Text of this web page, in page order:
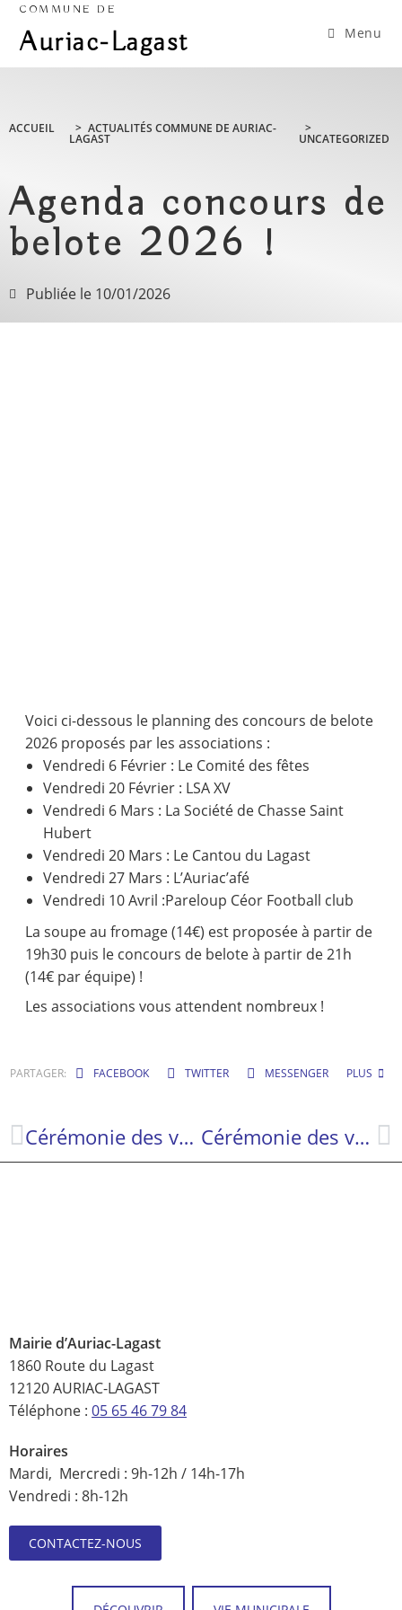
COMMUNE DE
Auriac-Lagast Menu
ACCUEIL > ACTUALITÉS COMMUNE DE AURIAC-
LAGAST
>
UNCATEGORIZED
Agenda concours de
belote 2026 !
Publiée le 10/01/2026
Voici ci-dessous le planning des concours de belote
2026 proposés par les associations :
Vendredi 6 Février : Le Comité des fêtes
Vendredi 20 Février : LSA XV
Vendredi 6 Mars : La Société de Chasse Saint
Hubert
Vendredi 20 Mars : Le Cantou du Lagast
Vendredi 27 Mars : L’Auriac’afé
Vendredi 10 Avril :Pareloup Céor Football club
La soupe au fromage (14€) est proposée à partir de
19h30 puis le concours de belote à partir de 21h
(14€ par équipe) !
Les associations vous attendent nombreux !
PARTAGER: FACEBOOK TWITTER MESSENGER PLUS
Cérémonie des vœux 2026 Cérémonie des vœux 2026 – Fin de mandat
Mairie d’Auriac-Lagast
1860 Route du Lagast
12120 AURIAC-LAGAST
Téléphone : 05 65 46 79 84
Horaires
Mardi, Mercredi : 9h-12h / 14h-17h
Vendredi : 8h-12h
CONTACTEZ-NOUS